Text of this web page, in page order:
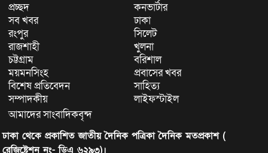
প্রচ্ছদ
কনভার্টার
সব খবর
ঢাকা
রংপুর
সিলেট
রাজশাহী
খুলনা
চট্টগ্রাম
বরিশাল
ময়মনসিংহ
প্রবাসের খবর
বিশেষ প্রতিবেদন
সাহিত্য
সম্পাদকীয়
লাইফস্টাইল
আমাদের সাংবাদিকবৃন্দ
ঢাকা থেকে প্রকাশিত জাতীয় দৈনিক পত্রিকা দৈনিক মতপ্রকাশ (
রেজিষ্ট্রেশন নং- ডিএ ৬২৯৩)।